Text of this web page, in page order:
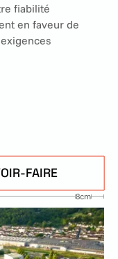
fiabilité
en faveur de
FAIRE
8cm